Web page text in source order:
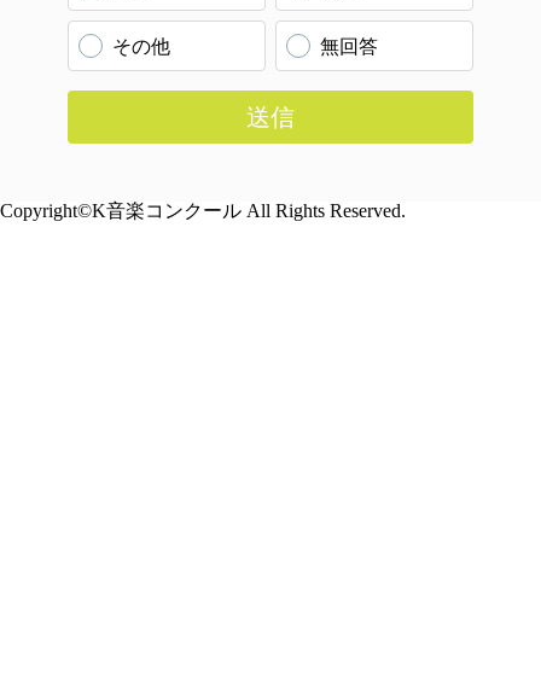
Copyright©K音楽コンクール All Rights Reserved.